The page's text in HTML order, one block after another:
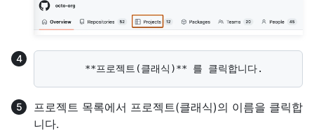
프로젝트 목록에서 프로젝트(클래식)의 이름을 클릭합
니다.